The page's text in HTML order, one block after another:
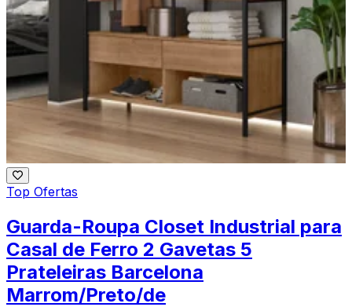
Top Ofertas
Guarda-Roupa Closet Industrial para
Casal de Ferro 2 Gavetas 5
Prateleiras Barcelona
Marrom/Preto/de